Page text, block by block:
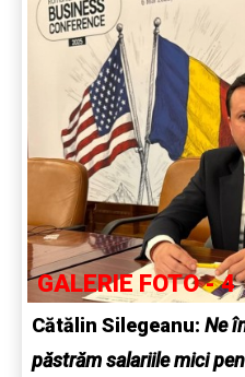
GALERIE FOTO -
Cătălin Silegeanu: Ne
păstrăm salariile mici